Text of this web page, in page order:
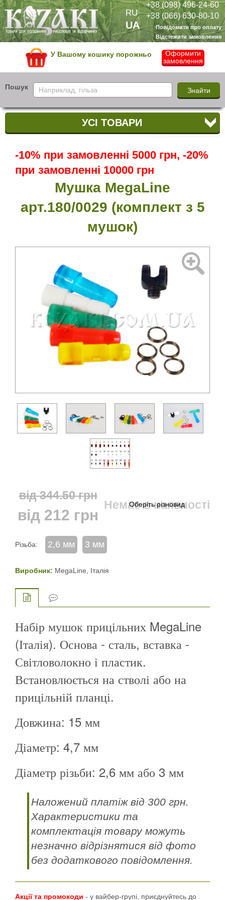
+38 (098) 496-24-60
+38 (066) 630-80-10
Повідомити про оплату
Відстежити замовлення
RU
UA
У Вашому кошику порожньо
Оформити
замовлення
Пошук
УСІ ТОВАРИ
-10% при замовленні 5000 грн, -20%
при замовленні 10000 грн
Мушка MegaLine
арт.180/0029 (комплект з 5
мушок)
від344.50 грн
від 212 грн
Немає в наявності
Різьба: 2,6 мм 3 мм
Виробник: MegaLine, Італія
Набір мушок прицільних MegaLine
(Італія). Основа - сталь, вставка -
Світловолокно і пластик.
Встановлюється на стволі або на
прицільній планці.
Довжина: 15 мм
Діаметр: 4,7 мм
Діаметр різьби: 2,6 мм або 3 мм
Наложений платіж від 300 грн.
Характеристики та
комплектація товару можуть
незначно відрізнятися від фото
без додаткового повідомлення.
Акції та промокоди - у вайбер-групі, приєднуйтесь до